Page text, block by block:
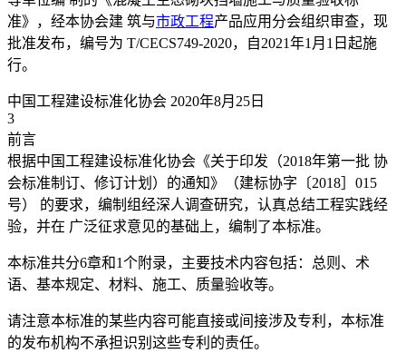
准》，经本协会建 筑与市政工程产品应用分会组织审查，现
批准发布，编号为 T/CECS749-2020，自2021年1月1日起施
行。
中国工程建设标准化协会 2020年8月25日
3
前言
根据中国工程建设标准化协会《关于印发（2018年第一批 协
会标准制订、修订计划）的通知》（建标协字〔2018］015
号） 的要求，编制组经深人调查研究，认真总结工程实践经
验，并在 广泛征求意见的基础上，编制了本标准。
本标准共分6章和1个附录，主要技术内容包括：总则、术
语、基本规定、材料、施工、质量验收等。
请注意本标准的某些内容可能直接或间接涉及专利，本标准
的发布机构不承担识别这些专利的责任。